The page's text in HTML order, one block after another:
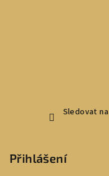
Sledovat
Přihlášení